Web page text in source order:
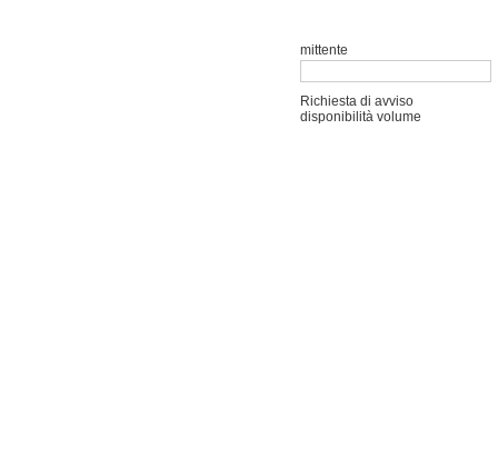
mittente
Richiesta di avviso
disponibilità volume